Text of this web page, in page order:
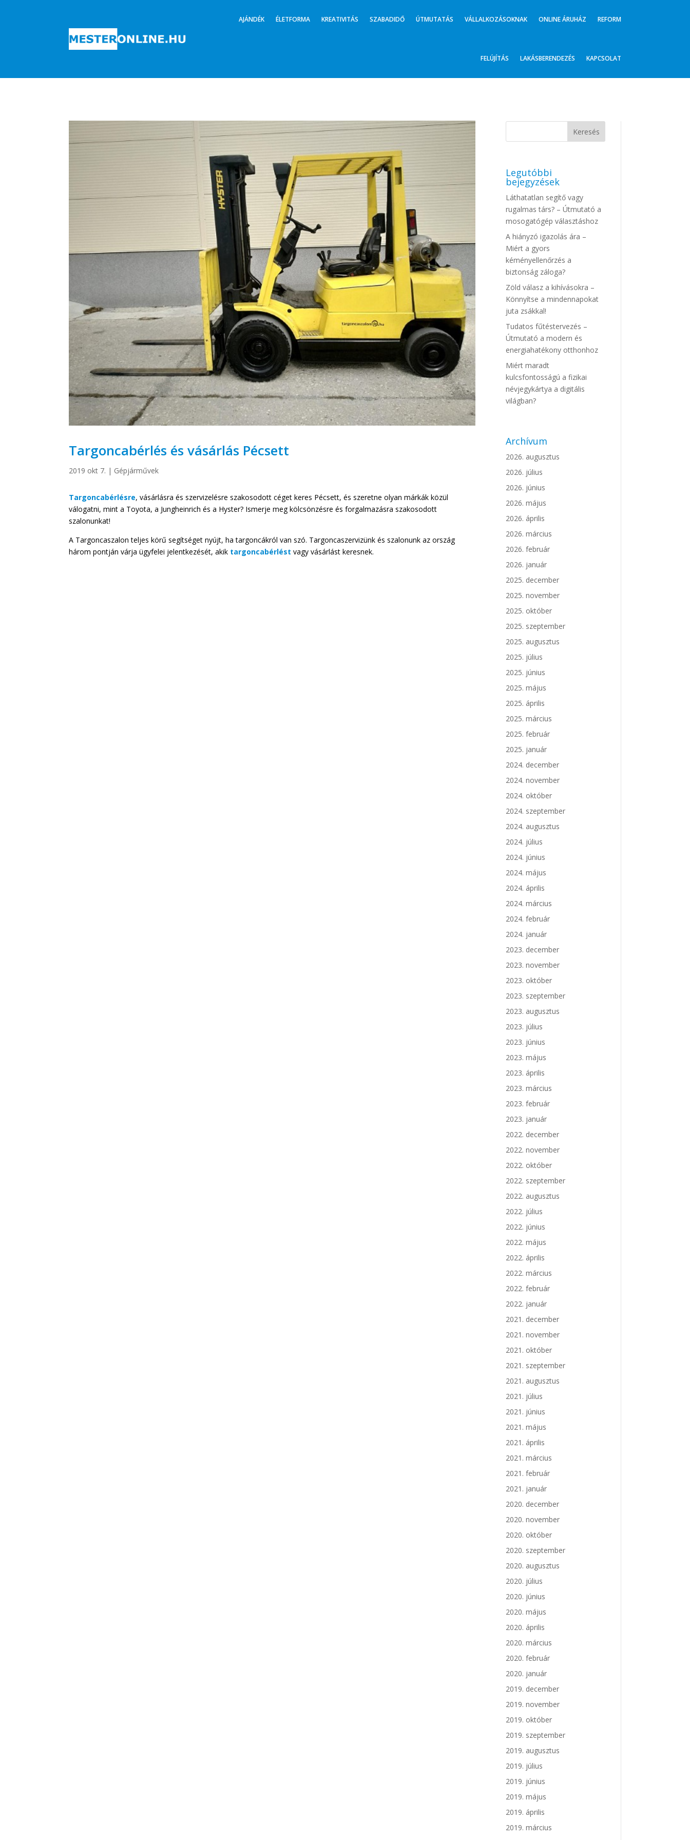
AJÁNDÉK ÉLETFORMA KREATIVITÁS SZABADIDŐ ÚTMUTATÁS VÁLLALKOZÁSOKNAK ONLINE ÁRUHÁZ REFORM
FELÚJÍTÁS LAKÁSBERENDEZÉS KAPCSOLAT
Targoncabérlés és vásárlás Pécsett
2019 okt 7. | Gépjárművek
Targoncabérlésre, vásárlásra és szervizelésre szakosodott céget keres Pécsett, és szeretne olyan márkák közül
válogatni, mint a Toyota, a Jungheinrich és a Hyster? Ismerje meg kölcsönzésre és forgalmazásra szakosodott
szalonunkat!
A Targoncaszalon teljes körű segítséget nyújt, ha targoncákról van szó. Targoncaszervizünk és szalonunk az ország
három pontján várja ügyfelei jelentkezését, akik targoncabérlést vagy vásárlást keresnek.
Legutóbbi
bejegyzések
Láthatatlan segítő vagy
rugalmas társ? – Útmutató a
mosogatógép választáshoz
A hiányzó igazolás ára –
Miért a gyors
kéményellenőrzés a
biztonság záloga?
Zöld válasz a kihívásokra –
Könnyítse a mindennapokat
juta zsákkal!
Tudatos fűtéstervezés –
Útmutató a modern és
energiahatékony otthonhoz
Miért maradt
kulcsfontosságú a fizikai
névjegykártya a digitális
világban?
Archívum
2026. augusztus
2026. július
2026. június
2026. május
2026. április
2026. március
2026. február
2026. január
2025. december
2025. november
2025. október
2025. szeptember
2025. augusztus
2025. július
2025. június
2025. május
2025. április
2025. március
2025. február
2025. január
2024. december
2024. november
2024. október
2024. szeptember
2024. augusztus
2024. július
2024. június
2024. május
2024. április
2024. március
2024. február
2024. január
2023. december
2023. november
2023. október
2023. szeptember
2023. augusztus
2023. július
2023. június
2023. május
2023. április
2023. március
2023. február
2023. január
2022. december
2022. november
2022. október
2022. szeptember
2022. augusztus
2022. július
2022. június
2022. május
2022. április
2022. március
2022. február
2022. január
2021. december
2021. november
2021. október
2021. szeptember
2021. augusztus
2021. július
2021. június
2021. május
2021. április
2021. március
2021. február
2021. január
2020. december
2020. november
2020. október
2020. szeptember
2020. augusztus
2020. július
2020. június
2020. május
2020. április
2020. március
2020. február
2020. január
2019. december
2019. november
2019. október
2019. szeptember
2019. augusztus
2019. július
2019. június
2019. május
2019. április
2019. március